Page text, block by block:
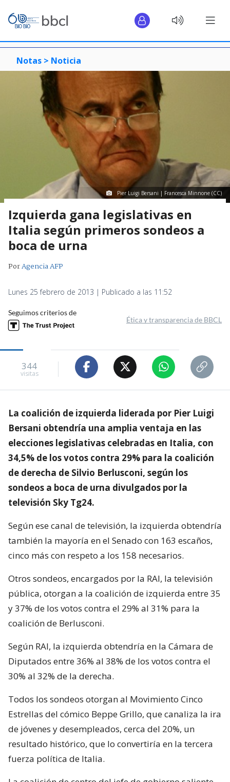
Notas > Noticia
Pier Luigi Bersani | Francesca Minnone (CC)
Izquierda gana legislativas en
Italia según primeros sondeos a
boca de urna
PorAgencia AFP
Lunes 25 febrero de 2013 | Publicado a las 11:52
Seguimos criterios de
Ética y transparencia de BBCL
344
visitas
La coalición de izquierda liderada por Pier Luigi
Bersani obtendría una amplia ventaja en las
elecciones legislativas celebradas en Italia, con
34,5% de los votos contra 29% para la coalición
de derecha de Silvio Berlusconi, según los
sondeos a boca de urna divulgados por la
televisión Sky Tg24.
Según ese canal de televisión, la izquierda obtendría
también la mayoría en el Senado con 163 escaños,
cinco más con respeto a los 158 necesarios.
Otros sondeos, encargados por la RAI, la televisión
pública, otorgan a la coalición de izquierda entre 35
y 37% de los votos contra el 29% al 31% para la
coalición de Berlusconi.
Según RAI, la izquierda obtendría en la Cámara de
Diputados entre 36% al 38% de los votos contra el
30% al 32% de la derecha.
Todos los sondeos otorgan al Movimiento Cinco
Estrellas del cómico Beppe Grillo, que canaliza la ira
de jóvenes y desempleados, cerca del 20%, un
resultado histórico, que lo convertiría en la tercera
fuerza política de Italia.